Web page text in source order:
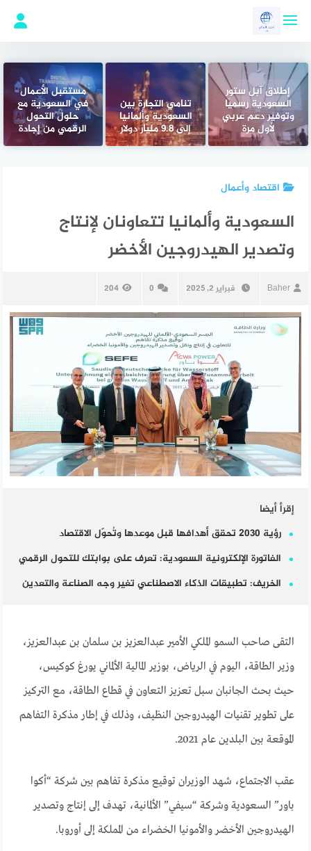
إطلاق آبل ستور
السعودية رسميًا
وتوفير دعم عربي
لأول مرة
تنامي التجارة بين
السعودية وألمانيا
إلى 9.8 مليار دولار
مستقبل الأعمال
في السعودية مع
حلول التحول
الرقمي من إجادة
اقتصاد وأعمال
السعودية وألمانيا تتعاونان لإنتاج
وتصدير الهيدروجين الأخضر
Baher فبراير 2, 2025 0
204
إقرأ أيضا
رؤية 2030 تحقق أهدافها قبل موعدها وتُحوّل الاقتصاد
الفاتورة الإلكترونية السعودية: تعرف على بوابتك للتحول الرقمي
الخريف: تطبيقات الذكاء الاصطناعي تغير وجه الصناعة والتعدين
التقى صاحب السمو الملكي الأمير عبدالعزيز بن سلمان بن عبدالعزيز،
وزير الطاقة، اليوم في الرياض، بوزير المالية الألماني يورغ كوكيس،
حيث بحث الجانبان سبل تعزيز التعاون في قطاع الطاقة، مع التركيز
على تطوير تقنيات الهيدروجين النظيف، وذلك في إطار مذكرة التفاهم
الموقعة بين البلدين عام 2021.
عقب الاجتماع، شهد الوزيران توقيع مذكرة تفاهم بين شركة “أكوا
باور” السعودية وشركة “سيفي” الألمانية، تهدف إلى إنتاج وتصدير
الهيدروجين الأخضر والأمونيا الخضراء من المملكة إلى أوروبا.